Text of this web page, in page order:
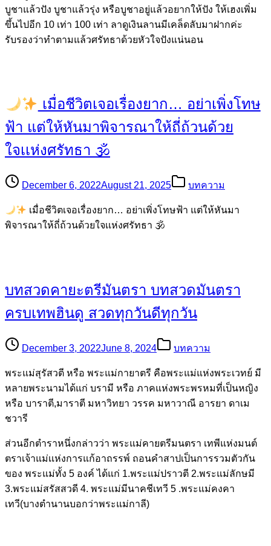
บูชาแล้วปัง บูชาแล้วรุ่ง หรือบูชาอยู่แล้วอยากให้ปัง ให้เฮงเพิ่ม
ขึ้นไปอีก 10 เท่า 100 เท่า ลาดูเงินลานมีเคล็ดลับมาฝากค่ะ
รับรองว่าทำตามแล้วศรัทธาด้วยหัวใจปังแน่นอน
เมื่อชีวิตเจอเรื่องยาก… อย่าเพิ่งโทษ
ฟ้า แต่ให้หันมาพิจารณาให้ถี่ถ้วนด้วย
ใจเเห่งศรัทธา 🕉
December 6, 2022August 21, 2025 บทความ
เมื่อชีวิตเจอเรื่องยาก… อย่าเพิ่งโทษฟ้า แต่ให้หันมา
พิจารณาให้ถี่ถ้วนด้วยใจเเห่งศรัทธา 🕉
บทสวดคายะตรีมันตรา บทสวดมันตรา
ครบเทพฮินดู สวดทุกวันดีทุกวัน
December 3, 2022June 8, 2024 บทความ
พระแม่สุรัสวตี หรือ พระแม่กายาตรี คือพระแม่แห่งพระเวทย์ มี
หลายพระนามได้แก่ บรามี หรือ ภาคแห่งพระพรหมที่เป็นหญิง
หรือ บาราตี,มาราตี มหาวิทยา วรรค มหาวาณี อารยา ดาเม
ชวารี
ส่วนอีกตำราหนึ่งกล่าวว่า พระแม่คายตรีมนตรา เทพีแห่งมนต์
ตราเจ้าแม่เเห่งการแก้อาถรรพ์ ถอนคำสาปเป็นการรวมตัวกัน
ของ พระแม่ทั้ง 5 องค์ ได้แก่ 1.พระแม่ปราวตี 2.พระแม่ลักษมี
3.พระแม่สรัสสวดี 4. พระแม่มีนาคชีเทวี 5 .พระแม่คงคา
เทวี(บางตำนานบอกว่าพระแม่กาลี)